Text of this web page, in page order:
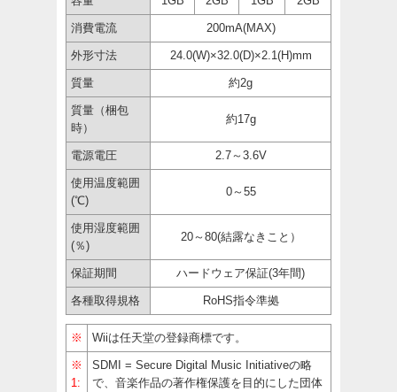
消費電流 200mA(MAX)
外形寸法 24.0(W)×32.0(D)×2.1(H)mm
質量 約2g
質量（梱包
時）
約17g
電源電圧 2.7～3.6V
使用温度範囲
(℃)
0～55
使用湿度範囲
(％)
20～80(結露なきこと）
保証期間 ハードウェア保証(3年間)
各種取得規格 RoHS指令準拠
※ Wiiは任天堂の登録商標です。
※
1:
SDMI = Secure Digital Music Initiativeの略
で、音楽作品の著作権保護を目的にした団体